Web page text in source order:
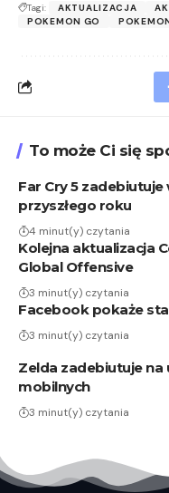
Tagi: AKTUALIZACJA
POKEMON GO
To może Ci się
Far Cry 5 zadebiutuje
przyszłego roku
4 minut(y) czytania
Kolejna aktualizacja
Global Offensive
3 minut(y) czytania
Facebook pokaże
3 minut(y) czytania
Zelda zadebiutuje na
mobilnych
3 minut(y) czytania